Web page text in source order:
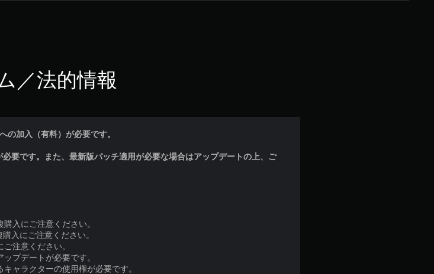
／法的情報
加入（有料）が必要です。
要です。また、最新版パッチ適用が必要な場合はアップデートの上、ご
入にご注意ください。
入にご注意ください。
注意ください。
プデートが必要です。
ャラクターの使用権が必要です。